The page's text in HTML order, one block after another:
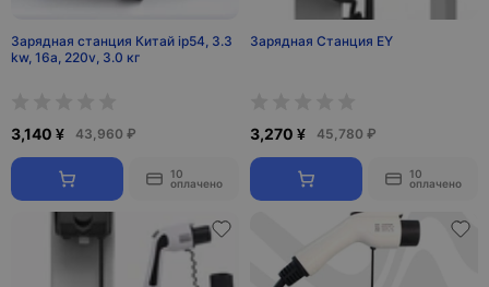
Зарядная станция Китай ip54, 3.3
kw, 16a, 220v, 3.0 кг
3,140 ¥ 43,960 ₽
10
оплачено
Зарядная Станция EY
3,270 ¥ 45,780 ₽
10
оплачено